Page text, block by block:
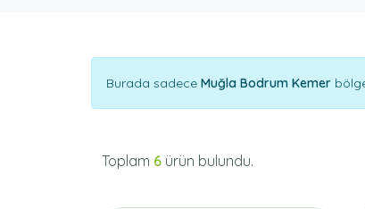
Burada sadece Muğla Bodrum Kemer
Toplam 6 ürün bulundu.